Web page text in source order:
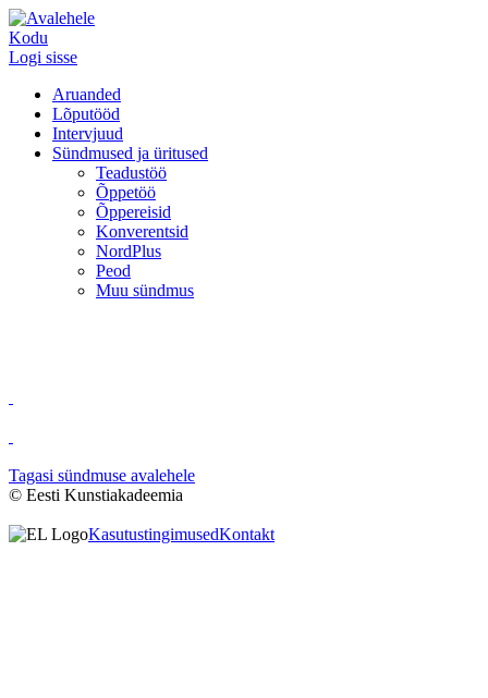
Kodu
Logi sisse
Aruanded
Lõputööd
Intervjuud
Sündmused ja üritused
Teadustöö
Õppetöö
Õppereisid
Konverentsid
NordPlus
Peod
Muu sündmus
Tagasi sündmuse avalehele
© Eesti Kunstiakadeemia
KasutustingimusedKontakt